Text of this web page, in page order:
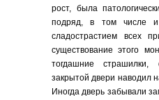
рост, была
подряд, в том числе
сладострастием всех
существование этого
тогдашние
закрытой двери наводил
Иногда дверь забывали